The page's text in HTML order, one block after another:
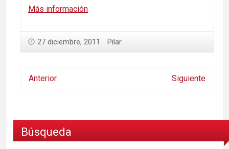
Más información
27 diciembre, 2011 Pilar
Anterior Siguiente
Búsqueda